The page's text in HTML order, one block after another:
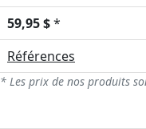
59,95 $*
Références
* Les prix de nos produits